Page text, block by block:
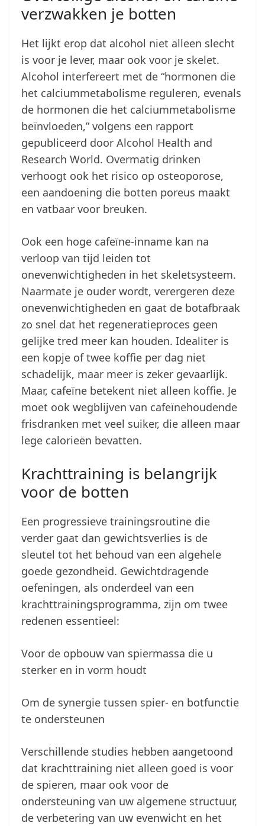
verzwakken je botten
Het lijkt erop dat alcohol niet alleen slecht
is voor je lever, maar ook voor je skelet.
Alcohol interfereert met de “hormonen die
het calciummetabolisme reguleren, evenals
de hormonen die het calciummetabolisme
beïnvloeden,” volgens een rapport
gepubliceerd door Alcohol Health and
Research World. Overmatig drinken
verhoogt ook het risico op osteoporose,
een aandoening die botten poreus maakt
en vatbaar voor breuken.
Ook een hoge cafeïne-inname kan na
verloop van tijd leiden tot
onevenwichtigheden in het skeletsysteem.
Naarmate je ouder wordt, verergeren deze
onevenwichtigheden en gaat de botafbraak
zo snel dat het regeneratieproces geen
gelijke tred meer kan houden. Idealiter is
een kopje of twee koffie per dag niet
schadelijk, maar meer is zeker gevaarlijk.
Maar, cafeïne betekent niet alleen koffie. Je
moet ook wegblijven van cafeïnehoudende
frisdranken met veel suiker, die alleen maar
lege calorieën bevatten.
Krachttraining is belangrijk
voor de botten
Een progressieve trainingsroutine die
verder gaat dan gewichtsverlies is de
sleutel tot het behoud van een algehele
goede gezondheid. Gewichtdragende
oefeningen, als onderdeel van een
krachttrainingsprogramma, zijn om twee
redenen essentieel:
Voor de opbouw van spiermassa die u
sterker en in vorm houdt
Om de synergie tussen spier- en botfunctie
te ondersteunen
Verschillende studies hebben aangetoond
dat krachttraining niet alleen goed is voor
de spieren, maar ook voor de
ondersteuning van uw algemene structuur,
de verbetering van uw evenwicht en het